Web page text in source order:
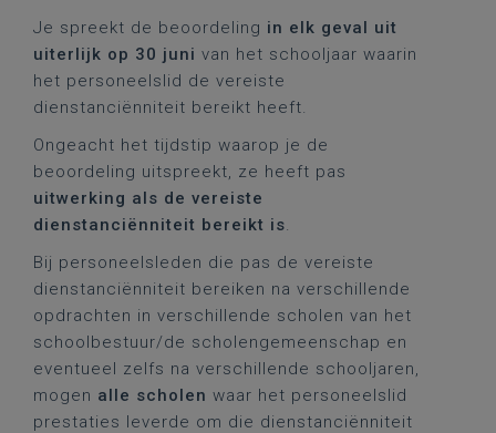
Je spreekt de beoordeling in elk geval uit
uiterlijk op 30 juni van het schooljaar waarin
het personeelslid de vereiste
dienstanciënniteit bereikt heeft.
Ongeacht het tijdstip waarop je de
beoordeling uitspreekt, ze heeft pas
uitwerking als de vereiste
dienstanciënniteit bereikt is.
Bij personeelsleden die pas de vereiste
dienstanciënniteit bereiken na verschillende
opdrachten in verschillende scholen van het
schoolbestuur/de scholengemeenschap en
eventueel zelfs na verschillende schooljaren,
mogen alle scholen waar het personeelslid
prestaties leverde om die dienstanciënniteit